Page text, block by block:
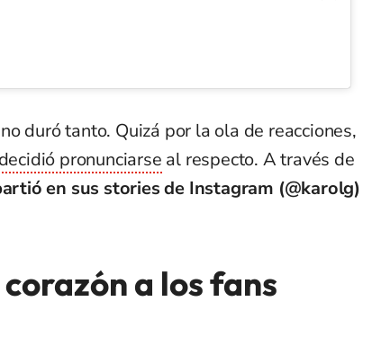
duró tanto. Quizá por la ola de reacciones,
pronunciarse al respecto. A través de
en sus stories de Instagram (@karolg)
a los fans